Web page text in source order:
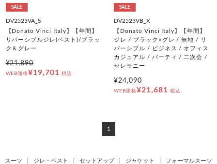
SALE
DV2523VA_S
【Donato Vinci Italy】【年間】
リバーシブルジレ(ベスト)/ブラッ
ク＆グレー
¥21,890
WEB価格¥19,701 税込
SALE
DV2523VB_X
【Donato Vinci Italy】【年間】
ジレ / ブラック×グレ / 無地 / リ
バーシブル / ビジネス / オフィス
カジュアル / パーティ / 二次会 /
セレモニー
¥24,090
WEB価格¥21,681 税込
1
スーツ ジレ・ベスト セットアップ ジャケット フォーマルスーツ